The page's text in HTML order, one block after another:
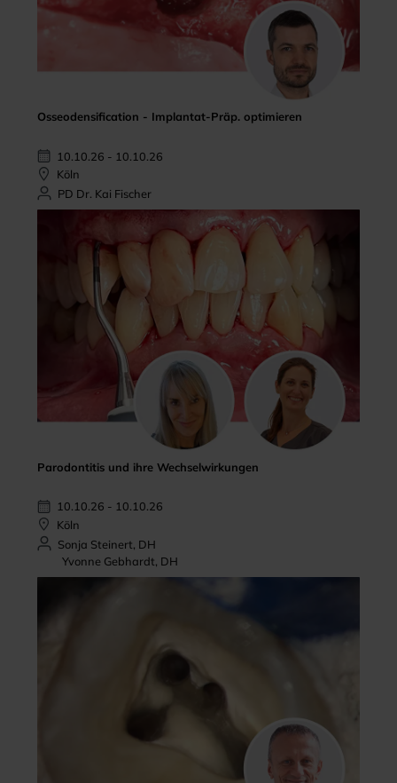
Osseodensification - Implantat-Präp. optimieren
10.10.26 - 10.10.26
Köln
PD Dr. Kai Fischer
Parodontitis und ihre Wechselwirkungen
10.10.26 - 10.10.26
Köln
Sonja Steinert, DH
Yvonne Gebhardt, DH